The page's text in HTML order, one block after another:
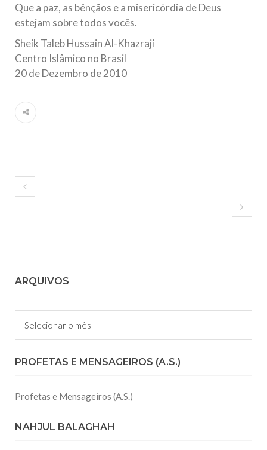
Que a paz, as bênçãos e a misericórdia de Deus
estejam sobre todos vocês.
Sheik Taleb Hussain Al-Khazraji
Centro Islâmico no Brasil
20 de Dezembro de 2010
ARQUIVOS
Arquivos
PROFETAS E MENSAGEIROS (A.S.)
Profetas e Mensageiros (A.S.)
NAHJUL BALAGHAH